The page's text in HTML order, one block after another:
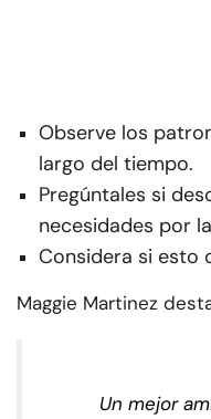
Observe los
largo del tiempo.
Pregúntales si
necesidades por
Considera si esto
Maggie Martinez
Un mejor